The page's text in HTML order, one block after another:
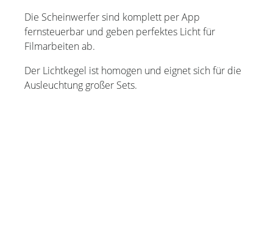
Die Scheinwerfer sind komplett per App
fernsteuerbar und geben perfektes Licht für
Filmarbeiten ab.
Der Lichtkegel ist homogen und eignet sich für die
Ausleuchtung großer Sets.